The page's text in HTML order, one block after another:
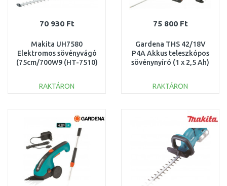
70 930 Ft
Makita UH7580
Elektromos sövényvágó
(75cm/700W9 (HT-7510)
RAKTÁRON
Összehasonlítás
75 800 Ft
Gardena THS 42/18V
P4A Akkus teleszkópos
sövénynyíró (1 x 2,5 Ah)
RAKTÁRON
Összehasonlítás